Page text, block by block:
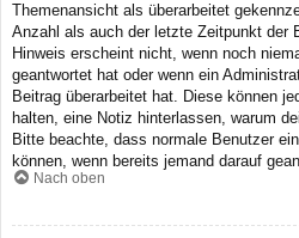
Themenansicht als überarbeitet
Anzahl als auch der letzte Zeitpunkt der
Hinweis erscheint nicht, wenn noch
geantwortet hat oder wenn ein
Beitrag überarbeitet hat. Diese können
halten, eine Notiz hinterlassen, warum
Bitte beachte, dass normale Benutzer
können, wenn bereits jemand darauf
Nach oben